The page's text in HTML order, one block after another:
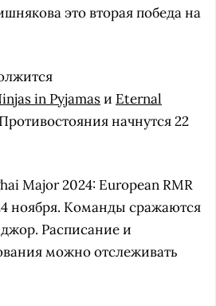
это вторая победа на
in Pyjamasи Eternal
начнутся 22
Major 2024: European RMR
ноября. Команды сражаются
Расписание и
можно отслеживать